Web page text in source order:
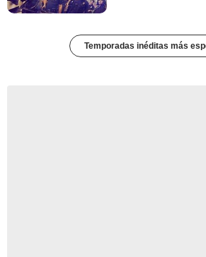
Temporadas inéditas más